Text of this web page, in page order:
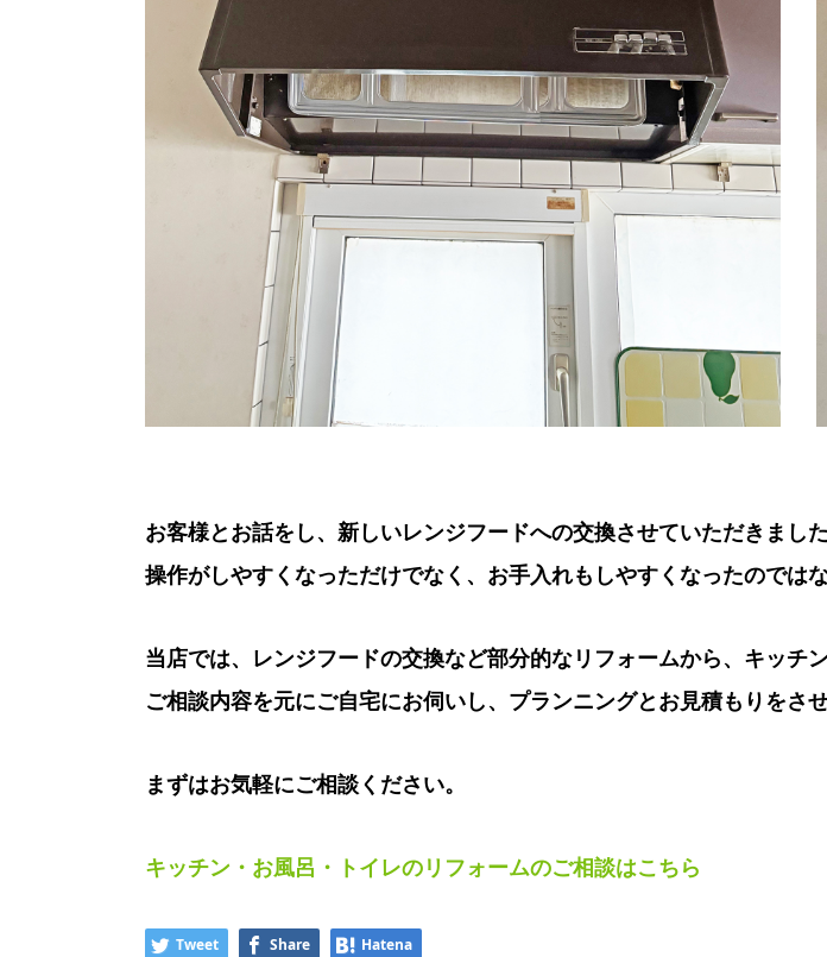
お客様とお話をし、新しいレンジフードへの交換させていただきました
操作がしやすくなっただけでなく、お手入れもしやすくなったのではな
当店では、レンジフードの交換など部分的なリフォームから、キッチ
ご相談内容を元にご自宅にお伺いし、プランニングとお見積もりをさ
まずはお気軽にご相談ください。
キッチン・お風呂・トイレのリフォームのご相談はこちら
Tweet Share Hatena